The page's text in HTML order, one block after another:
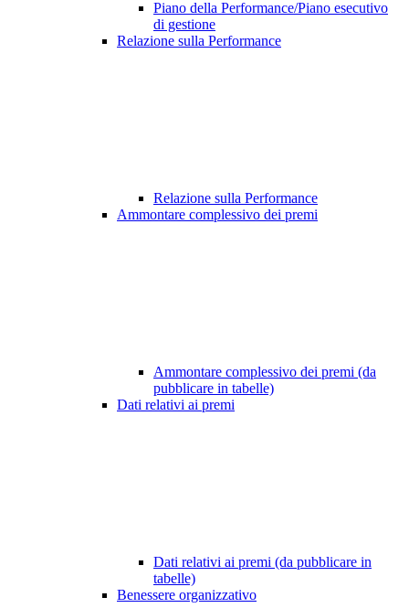
Piano della Performance/Piano esecutivo
di gestione
Relazione sulla Performance
Relazione sulla Performance
Ammontare complessivo dei premi
Ammontare complessivo dei premi (da
pubblicare in tabelle)
Dati relativi ai premi
Dati relativi ai premi (da pubblicare in
tabelle)
Benessere organizzativo